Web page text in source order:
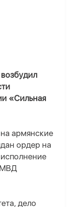
«Сильная
армянские
ордер на
МВД
дело